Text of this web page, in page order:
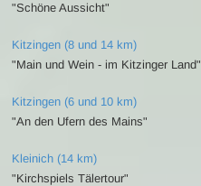
"Schöne Aussicht"
Kitzingen (8 und 14 km)
"Main und Wein - im Kitzinger Land"
Kitzingen (6 und 10 km)
"An den Ufern des Mains"
Kleinich (14 km)
"Kirchspiels Tälertour"